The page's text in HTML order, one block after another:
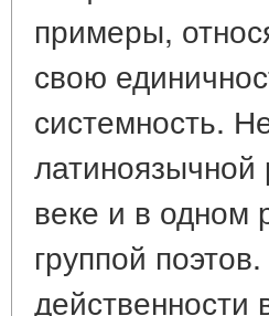
примеры,
свою
системность.
веке и в одном
группой
действенности